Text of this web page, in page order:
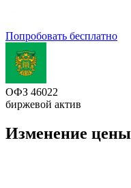
Попробовать бесплатно
ОФЗ 46022
биржевой актив
Изменение цены